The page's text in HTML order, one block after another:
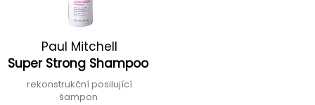
Paul Mitchell
Super Strong Shampoo
rekonstrukční posilující
šampon